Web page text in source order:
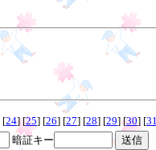
[24] [25] [26] [27] [28] [29] [30] [31
暗証キー